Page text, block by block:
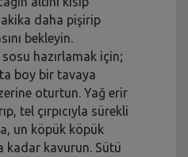
daha pişirip
bekleyin.
hazırlamak için;
boy bir tavaya
oturtun. Yağ erir
tel çırpıcıyla sürekli
un köpük köpük
kadar kavurun. Sütü